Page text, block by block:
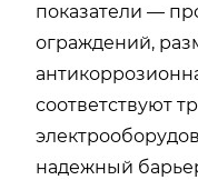
показатели —
ограждений,
соответствуют
надежный